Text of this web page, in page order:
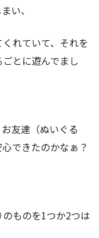
い、
れていて、それを
とに遊んでまし
友達（ぬいぐる
できたのかなぁ？
ものを1つか2つは